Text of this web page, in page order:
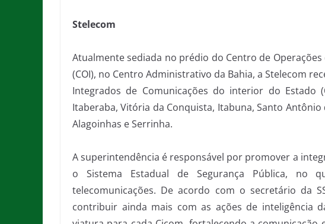
Stelecom
Atualmente sediada no prédio do Centro de
(COI), no Centro Administrativo da Bahia, a Stelecom
Integrados de Comunicações do interior do Estado
Itaberaba, Vitória da Conquista, Itabuna, Santo Antônio
Alagoinhas e Serrinha.
A superintendência é responsável por promover a
o Sistema Estadual de Segurança Pública, no
telecomunicações. De acordo com o secretário da
contribuir ainda mais com as ações de inteligência